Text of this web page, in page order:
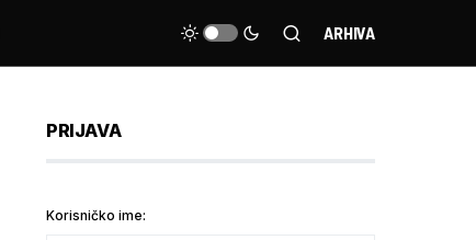
ARHIVA
PRIJAVA
Korisničko ime: